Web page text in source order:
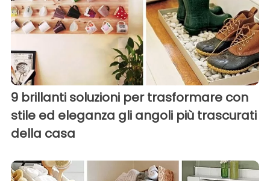
9 brillanti soluzioni per trasformare con
stile ed eleganza gli angoli più trascurati
della casa